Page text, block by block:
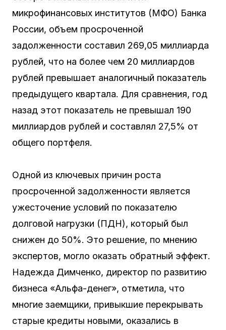
микрофинансовых институтов (МФО) Банка
России, объем просроченной
задолженности составил 269,05 миллиарда
рублей, что на более чем 20 миллиардов
рублей превышает аналогичный показатель
предыдущего квартала. Для сравнения, год
назад этот показатель не превышал 190
миллиардов рублей и составлял 27,5% от
общего портфеля.
Одной из ключевых причин роста
просроченной задолженности является
ужесточение условий по показателю
долговой нагрузки (ПДН), который был
снижен до 50%. Это решение, по мнению
экспертов, могло оказать обратный эффект.
Надежда Димченко, директор по развитию
бизнеса «Альфа-денег», отметила, что
многие заемщики, привыкшие перекрывать
старые кредиты новыми, оказались в